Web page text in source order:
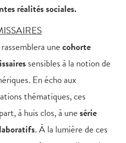
réalités sociales.
unecohorte
sensibles à la notion de
En écho aux
thématiques, ces
à huis clos, à unesérie
. À la lumière de ces